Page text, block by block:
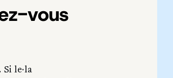
vous
le·la